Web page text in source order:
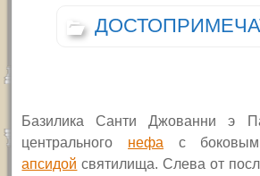
Базилика Санти Джованни э
центрального нефа с
апсидой святилища. Слева от